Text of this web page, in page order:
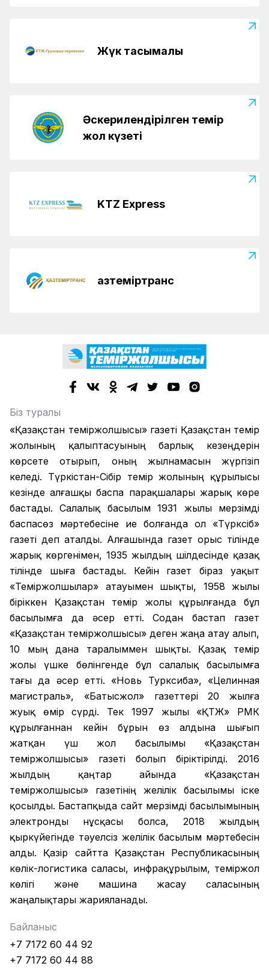
Жүк тасымалы
Әскерилендірілген темір
жол күзеті
KTZ Express
Қазтеміртранс
Біз туралы
«Қазақстан теміржолшысы» газеті Қазақстан темір
жолының қалыптасуының барлық кезеңдерін
көрсете отырып, оның жылнамасын жүргізіп
келеді. Түркістан-Сібір темір жолының құрылысы
кезінде алғашқы баспа парақшалары жарық көре
бастады. Салалық басылым 1931 жылы мерзімді
баспасөз мәртебесіне ие болғанда ол «Түрксіб»
газеті деп аталды. Алғашында газет орыс тілінде
жарық көргенімен, 1935 жылдың шілдесінде қазақ
тілінде шыға бастады. Кейін газет біраз уақыт
«Теміржолшылар» атауымен шықты, 1958 жылы
біріккен Қазақстан темір жолы құрылғанда бұл
басылымға да әсер етті. Содан бастап газет
«Қазақстан теміржолшысы» деген жаңа атау алып,
10 мың дана таралыммен шықты. Қазақ темір
жолы үшке бөлінгенде бұл салалық басылымға
тағы да әсер етті. «Новь Турксиба», «Целинная
магистраль», «Батысжол» газеттері 20 жылға
жуық өмір сүрді. Тек 1997 жылы «ҚТЖ» РМК
құрылғаннан кейін бұрын өз алдына шығып
жатқан үш жол басылымы «Қазақстан
теміржолшысы» газеті болып біріктірілді. 2016
жылдың қаңтар айында «Қазақстан
теміржолшысы» газетінің желілік басылымы іске
қосылды. Бастапқыда сайт мерзімді басылымының
электронды нұсқасы болса, 2018 жылдың
қыркүйегінде тәуелсіз желілік басылым мәртебесін
алды. Қазір сайтта Қазақстан Республикасының
көлік-логистика саласы, инфрақұрылым, теміржол
көлігі және машина жасау саласының
жаңалықтары жарияланады.
Байланыс
+7 7172 60 44 92
+7 7172 60 44 88